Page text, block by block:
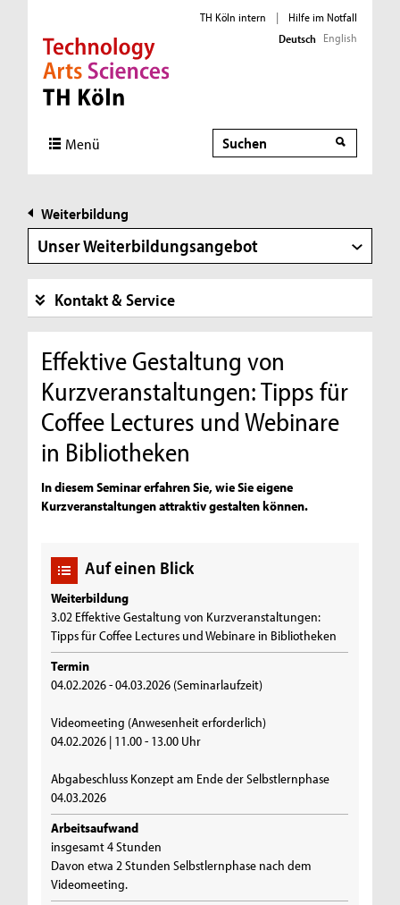
Direkt zur Hauptnavigation
Direkt zur Subnavigation
Direkt zum Inhalt
Direkt zum Fußbereich
TH Köln intern |
Hilfe im Notfall
Deutsch English
Menü Suche
Weiterbildung
Unser Weiterbildungsangebot
Kontakt & Service
Effektive Gestaltung von
Kurzveranstaltungen: Tipps für
Coffee Lectures und Webinare
in Bibliotheken
In diesem Seminar erfahren Sie, wie Sie eigene
Kurzveranstaltungen attraktiv gestalten können.
Auf einen Blick
Weiterbildung
3.02 Effektive Gestaltung von Kurzveranstaltungen:
Tipps für Coffee Lectures und Webinare in Bibliotheken
Termin
04.02.2026 - 04.03.2026 (Seminarlaufzeit)
Videomeeting (Anwesenheit erforderlich)
04.02.2026 | 11.00 - 13.00 Uhr
Abgabeschluss Konzept am Ende der Selbstlernphase
04.03.2026
Arbeitsaufwand
insgesamt 4 Stunden
Davon etwa 2 Stunden Selbstlernphase nach dem
Videomeeting.